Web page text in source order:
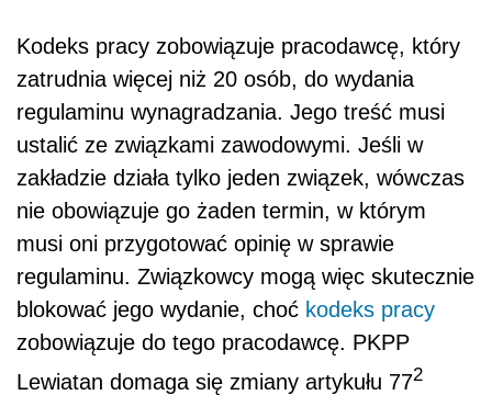
Kodeks pracy zobowiązuje pracodawcę, który
zatrudnia więcej niż 20 osób, do wydania
regulaminu wynagradzania. Jego treść musi
ustalić ze związkami zawodowymi. Jeśli w
zakładzie działa tylko jeden związek, wówczas
nie obowiązuje go żaden termin, w którym
musi oni przygotować opinię w sprawie
regulaminu. Związkowcy mogą więc skutecznie
blokować jego wydanie, choć kodeks pracy
zobowiązuje do tego pracodawcę. PKPP
Lewiatan domaga się zmiany artykułu 772